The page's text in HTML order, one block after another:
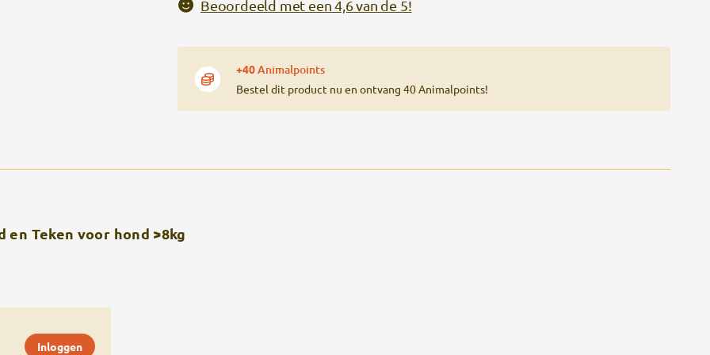
Beoordeeld met een 4,6 van de 5!
+40Animalpoints
Bestel dit product nu en ontvang 40 Animalpoints!
Teken voor hond >8kg
Inloggen